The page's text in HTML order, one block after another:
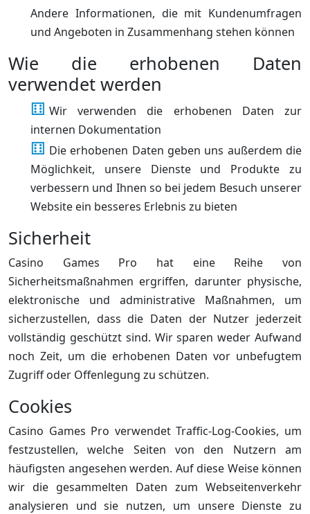
Andere Informationen, die mit Kundenumfragen
und Angeboten in Zusammenhang stehen können
Wie die erhobenen Daten
verwendet werden
Wir verwenden die erhobenen Daten zur
internen Dokumentation
Die erhobenen Daten geben uns außerdem die
Möglichkeit, unsere Dienste und Produkte zu
verbessern und Ihnen so bei jedem Besuch unserer
Website ein besseres Erlebnis zu bieten
Sicherheit
Casino Games Pro hat eine Reihe von
Sicherheitsmaßnahmen ergriffen, darunter physische,
elektronische und administrative Maßnahmen, um
sicherzustellen, dass die Daten der Nutzer jederzeit
vollständig geschützt sind. Wir sparen weder Aufwand
noch Zeit, um die erhobenen Daten vor unbefugtem
Zugriff oder Offenlegung zu schützen.
Cookies
Casino Games Pro verwendet Traffic-Log-Cookies, um
festzustellen, welche Seiten von den Nutzern am
häufigsten angesehen werden. Auf diese Weise können
wir die gesammelten Daten zum Webseitenverkehr
analysieren und sie nutzen, um unsere Dienste zu